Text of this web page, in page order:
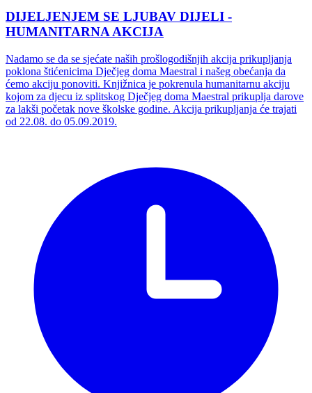
DIJELJENJEM SE LJUBAV DIJELI -
HUMANITARNA AKCIJA
Nadamo se da se sjećate naših prošlogodišnjih akcija prikupljanja
poklona štićenicima Dječjeg doma Maestral i našeg obećanja da
ćemo akciju ponoviti. Knjižnica je pokrenula humanitarnu akciju
kojom za djecu iz splitskog Dječjeg doma Maestral prikuplja darove
za lakši početak nove školske godine. Akcija prikupljanja će trajati
od 22.08. do 05.09.2019.